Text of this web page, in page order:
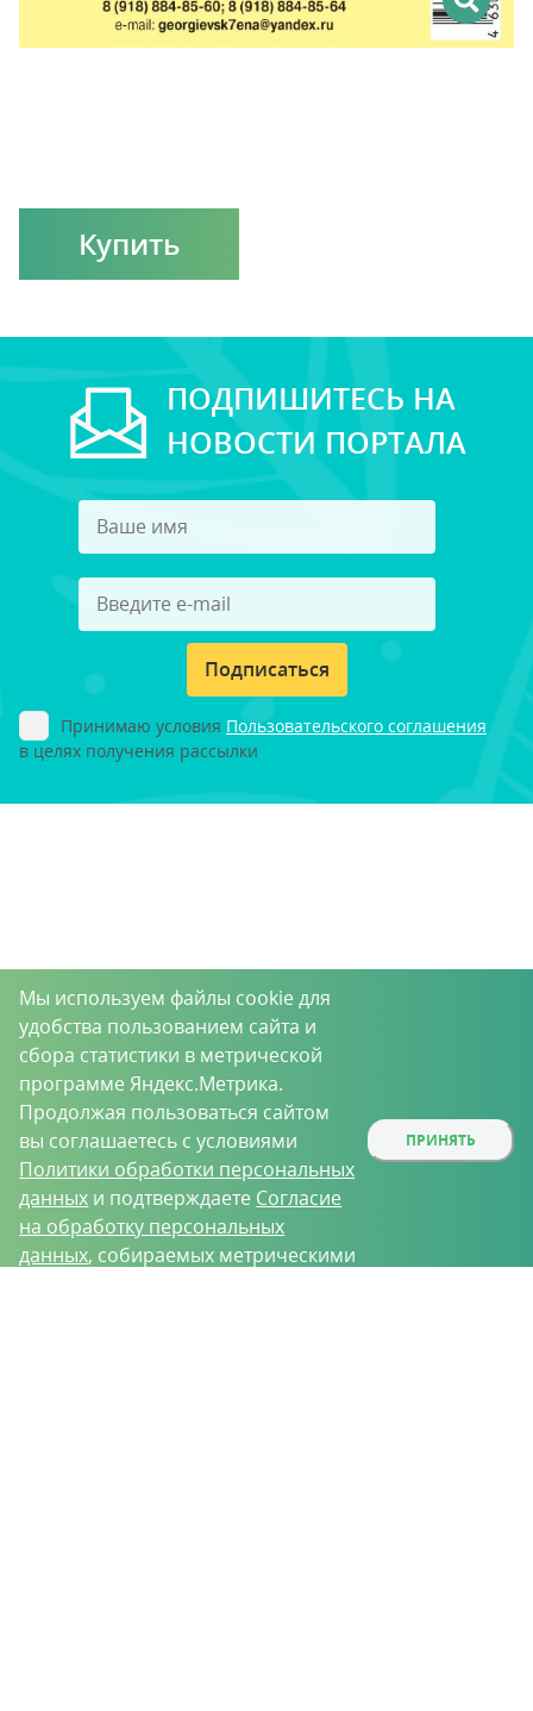
Купить
ПОДПИШИТЕСЬ НА
НОВОСТИ ПОРТАЛА
Подписаться
Принимаю условия Пользовательского соглашения
в целях получения рассылки
Мы используем файлы cookie для
удобства пользованием сайта и
сбора статистики в метрической
программе Яндекс.Метрика.
Продолжая пользоваться сайтом
вы соглашаетесь с условиями
Политики обработки персональных
данных и подтверждаете Согласие
на обработку персональных
данных, собираемых метрическими
ПРИНЯТЬ